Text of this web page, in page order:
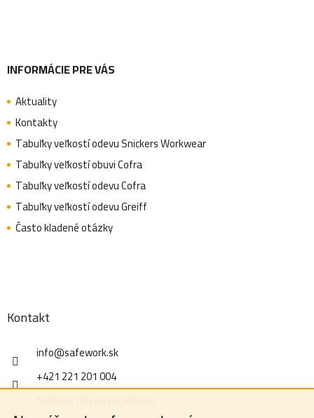
eINFORMÁCIE PRE VÁS
Aktuality
Kontakty
Tabuľky veľkostí odevu Snickers Workwear
Tabuľky veľkostí obuvi Cofra
Tabuľky veľkostí odevu Cofra
Tabuľky veľkostí odevu Greiff
Často kladené otázky
Kontakt
info@safework.sk
+421 221 201 004